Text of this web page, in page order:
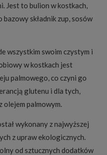
Jest to bulion w kostkach,
składnik zup, sosów
wszystkim swoim czystym i
w kostkach jest
palmowego, co czyni go
glutenu i dla tych,
olejem palmowym.
wykonany z najwyższej
z upraw ekologicznych.
od sztucznych dodatków